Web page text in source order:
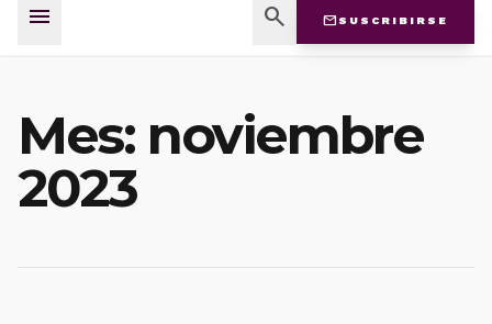
menu search mail SUSCRIBIRSE
Mes: noviembre
2023